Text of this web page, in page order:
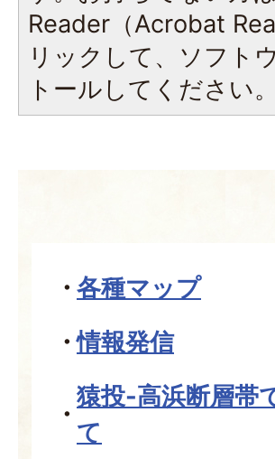
Reader（Acrobat
リックして、ソフト
トールしてください。
各種マップ
情報発信
猿投-高浜断層帯
て